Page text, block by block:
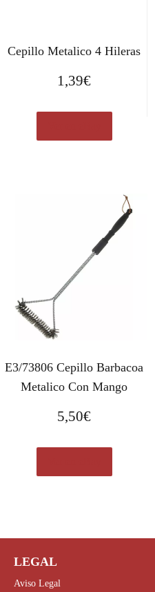
Cepillo Metalico 4 Hileras
1,39€
E3/73806 Cepillo Barbacoa
Metalico Con Mango
5,50€
LEGAL
Aviso Legal